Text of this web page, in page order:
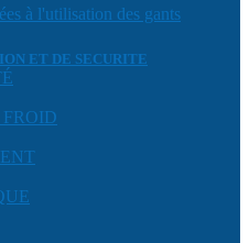
à l'utilisation des gants
ET DE SECURITE